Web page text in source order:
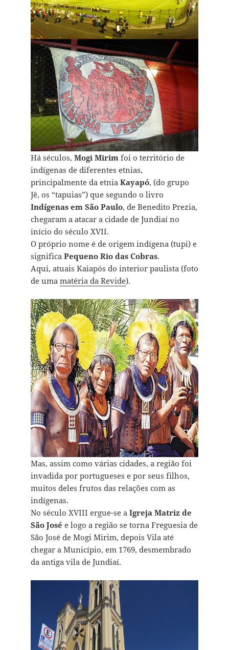
Há séculos, Mogi Mirimfoi o território de
indígenas de diferentes etnias,
principalmente da etnia Kayapó, (do grupo
Jê, os “tapuias”) que segundo o livro
Indígenas em São Paulo, de Benedito Prezia,
chegaram a atacar a cidade de Jundiaí no
início do século XVII.
O próprio nome é de origem indígena (tupi) e
significa Pequeno Rio das Cobras.
Aqui, atuais Kaiapós do interior paulista (foto
de uma matéria da Revide).
Mas, assim como várias cidades, a região foi
invadida por portugueses e por seus filhos,
muitos deles frutos das relações com as
indígenas.
No século XVIII ergue-se a Igreja Matriz de
São José e logo a região se torna Freguesia de
São José de Mogi Mirim, depois Vila até
chegar a Município, em 1769, desmembrado
da antiga vila de Jundiaí.